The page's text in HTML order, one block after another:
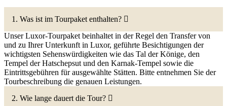
1. Was ist im Tourpaket enthalten?
Unser Luxor-Tourpaket beinhaltet in der Regel den Transfer von
und zu Ihrer Unterkunft in Luxor, geführte Besichtigungen der
wichtigsten Sehenswürdigkeiten wie das Tal der Könige, den
Tempel der Hatschepsut und den Karnak-Tempel sowie die
Eintrittsgebühren für ausgewählte Stätten. Bitte entnehmen Sie der
Tourbeschreibung die genauen Leistungen.
2. Wie lange dauert die Tour?